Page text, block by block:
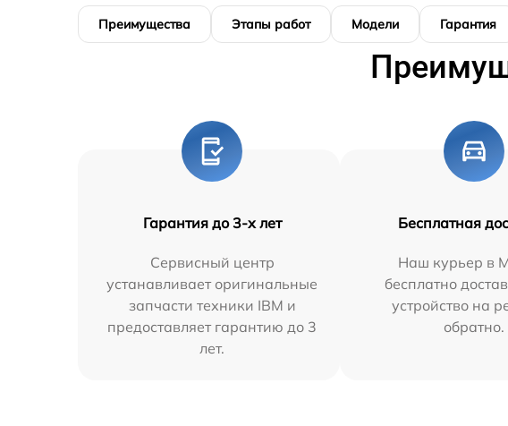
Преимущества Этапы работ Модели Гарантия
Гарантия до 3-х лет
Сервисный центр
устанавливает оригинальные
запчасти техники IBM и
предоставляет гарантию до 3
лет.
Бесплатная
Наш курьер в
бесплатно
устройство на
обратно.